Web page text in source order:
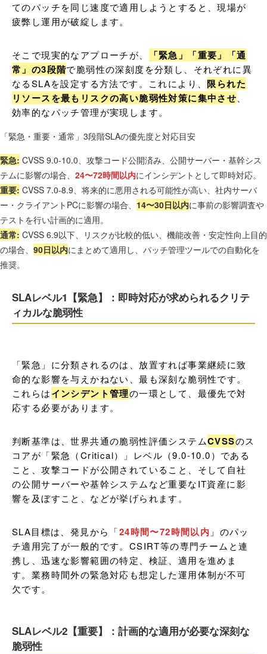
てのパッチを同じ速度で適用しようとすると、現場が
疲弊し運用が破綻します。
そこで現実的なアプローチが、
「緊急」「重要」「通
常」の3段階で脆弱性の深刻度を分類し、それぞれに異
なるSLAを設定する方法です。これにより、限られた
リソースを最もリスクの高い脆弱性対策に集中させ
効率的なパッチ管理が実現します。
「緊急・重要・通常」3段階SLAの優先度と対応目安
緊急: CVSS 9.0-10.0、攻撃コード公開済み、公開サーバー・基幹シス
テムに影響の場合、 24〜72時間以内にインシデントとして即時対応。
重要: CVSS 7.0-8.9、将来的に悪用される可能性が高い、社内サーバ
ー・クライアントPCに影響の場合、 14〜30日以内に事前の影響調査や
テストを行い計画的に適用。
通常: CVSS 6.9以下、リスクが比較的低い、機能改善・安定性向上目的
の場合、 90日以内にまとめて適用し、パッチ管理ツールでの自動化を
推奨。
SLAレベル1【緊急】：即時対応が求められるクリテ
ィカルな脆弱性
「緊急」に分類されるのは、放置すれば事業継続に致
命的な影響を与えかねない、最も深刻な脆弱性です。
これらはインシデント管理の一環として、最優先で対
応する必要があります。
判断基準は、世界共通の脆弱性評価システムCVSSのス
コアが「緊急（Critical）」レベル（9.0-10.0）である
こと、攻撃コードが公開されていること、そして自社
の公開サーバーや基幹システムなど重要なIT資産に影
響を及ぼすこと、などが挙げられます。
SLA目標は、発見から「24時間〜72時間以内 」のパッ
チ適用完了が一般的です。CSIRT等の専門チームと連
携し、迅速な影響範囲の特定、検証、適用を進めま
す。業務時間外の緊急対応も想定した運用体制が不可
欠です。
SLAレベル2【重要】：計画的な適用が必要な深刻な
脆弱性